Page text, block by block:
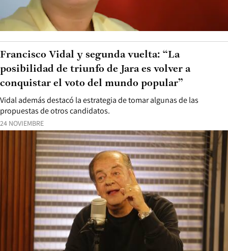
24 NOVIEMBRE
Vidal además destacó la estrategia de tomar algunas de las
propuestas de otros candidatos.
Francisco Vidal y segunda vuelta: “La
posibilidad de triunfo de Jara es volver a
conquistar el voto del mundo popular”